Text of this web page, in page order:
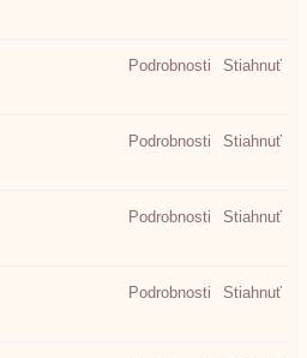
Stiahnuť
Podrobnosti
Stiahnuť
Podrobnosti
Stiahnuť
Podrobnosti
Stiahnuť
Podrobnosti